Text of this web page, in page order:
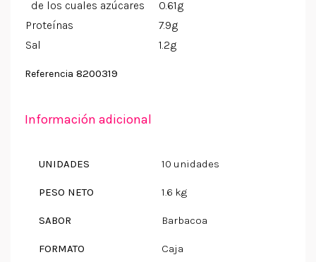
de los cuales azúcares
0.61g
Proteínas
7.9g
Sal
1.2g
Referencia 8200319
Información adicional
UNIDADES 10 unidades
PESO NETO 1.6 kg
SABOR Barbacoa
FORMATO Caja